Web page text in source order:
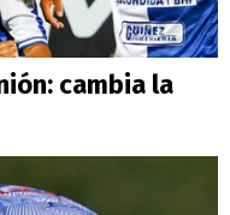
cambia la